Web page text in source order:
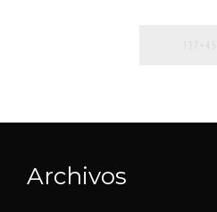
Archivos